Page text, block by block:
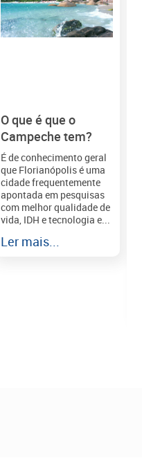
O que é que o
Campeche tem?
É de conhecimento geral
que Florianópolis é uma
cidade frequentemente
apontada em pesquisas
com melhor qualidade de
vida, IDH e tecnologia e...
Ler mais...